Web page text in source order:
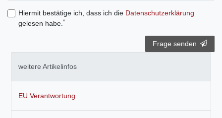
Hiermit bestätige ich, dass ich die Daten­schutz­erklärung
gelesen habe. *
Frage senden
weitere Artikelinfos
EU Verantwortung